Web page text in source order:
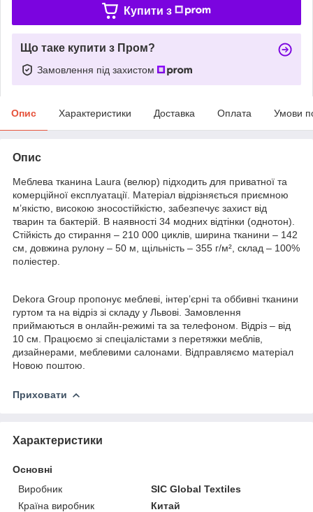
Купити з
Що таке купити з Пром?
Замовлення під захистом
Опис Характеристики Доставка Оплата Умови
Опис
Меблева тканина Laura (велюр) підходить для приватної та
комерційної експлуатації. Матеріал відрізняється приємною
м’якістю, високою зносостійкістю, забезпечує захист від
тварин та бактерій. В наявності 34 модних відтінки (однотон).
Стійкість до стирання – 210 000 циклів, ширина тканини – 142
см, довжина рулону – 50 м, щільність – 355 г/м², склад – 100%
поліестер.
Dekora Group пропонує меблеві, інтер’єрні та оббивні тканини
гуртом та на відріз зі складу у Львові. Замовлення
приймаються в онлайн-режимі та за телефоном. Відріз – від
10 см. Працюємо зі спеціалістами з перетяжки меблів,
дизайнерами, меблевими салонами. Відправляємо матеріал
Новою поштою.
Приховати
Характеристики
Основні
Виробник
SIC Global Textiles
Країна виробник
Китай